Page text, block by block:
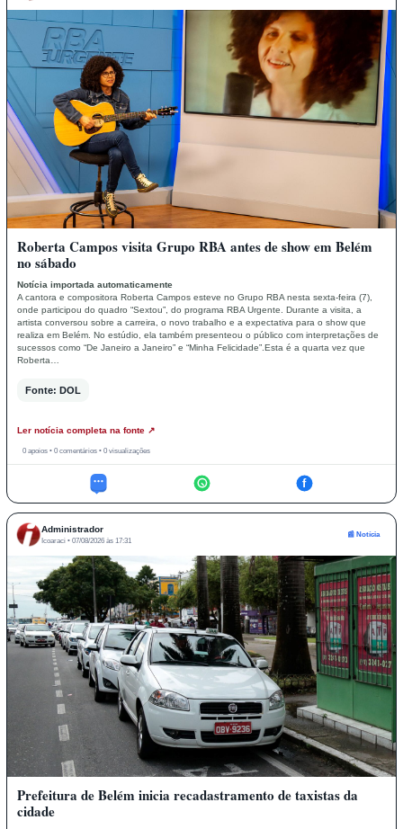
Roberta Campos visita Grupo RBA antes de show em Belém
no sábado
Notícia importada automaticamente
A cantora e compositora Roberta Campos esteve no Grupo RBA nesta sexta-feira (7),
onde participou do quadro “Sextou”, do programa RBA Urgente. Durante a visita, a
artista conversou sobre a carreira, o novo trabalho e a expectativa para o show que
realiza em Belém. No estúdio, ela também presenteou o público com interpretações de
sucessos como “De Janeiro a Janeiro” e “Minha Felicidade”.Esta é a quarta vez que
Roberta…
Fonte: DOL
Ler notícia completa na fonte ↗
0 apoios • 0 comentários • 0 visualizações
f
Administrador
Icoaraci • 07/08/2026 às 17:31
📰 Notícia
Prefeitura de Belém inicia recadastramento de taxistas da
cidade